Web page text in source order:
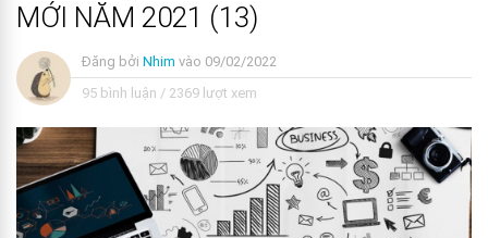
MỚI NĂM 2021 (13)
Đăng bởi Nhim vào 09/02/2022
95 bình luận / 2369 lượt xem